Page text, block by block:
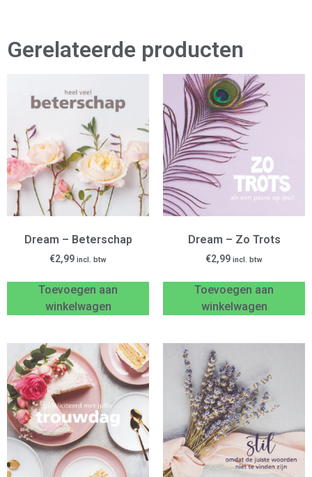
Gerelateerde producten
Dream – Beterschap
€2,99 incl. btw
Toevoegen aan
winkelwagen
Dream – Zo Trots
€2,99 incl. btw
Toevoegen aan
winkelwagen